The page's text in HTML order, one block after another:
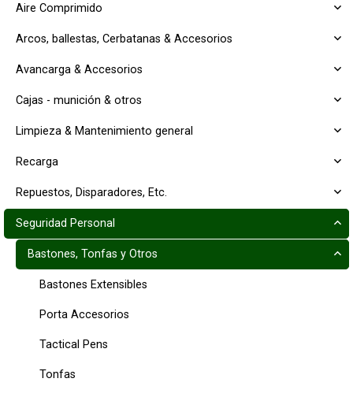
Aire Comprimido
Arcos, ballestas, Cerbatanas & Accesorios
Avancarga & Accesorios
Cajas - munición & otros
Limpieza & Mantenimiento general
Recarga
Repuestos, Disparadores, Etc.
Seguridad Personal
Bastones, Tonfas y Otros
Bastones Extensibles
Porta Accesorios
Tactical Pens
Tonfas